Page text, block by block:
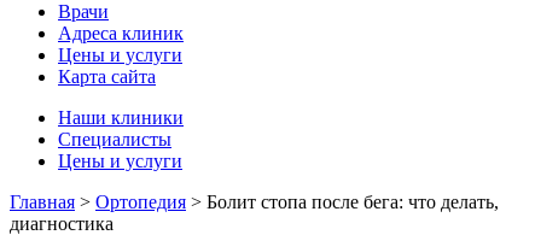
Врачи
Адреса клиник
Цены и услуги
Карта сайта
Наши клиники
Специалисты
Цены и услуги
Главная > Ортопедия > Болит стопа после бега: что делать,
диагностика